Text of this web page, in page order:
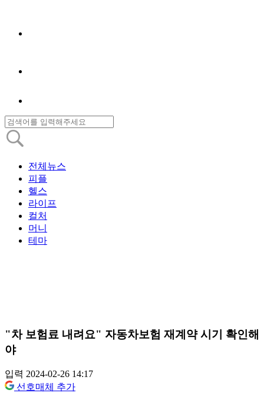
전체뉴스
피플
헬스
라이프
컬처
머니
테마
"차 보험료 내려요" 자동차보험 재계약 시기 확인해
야
입력 2024-02-26 14:17
선호매체 추가